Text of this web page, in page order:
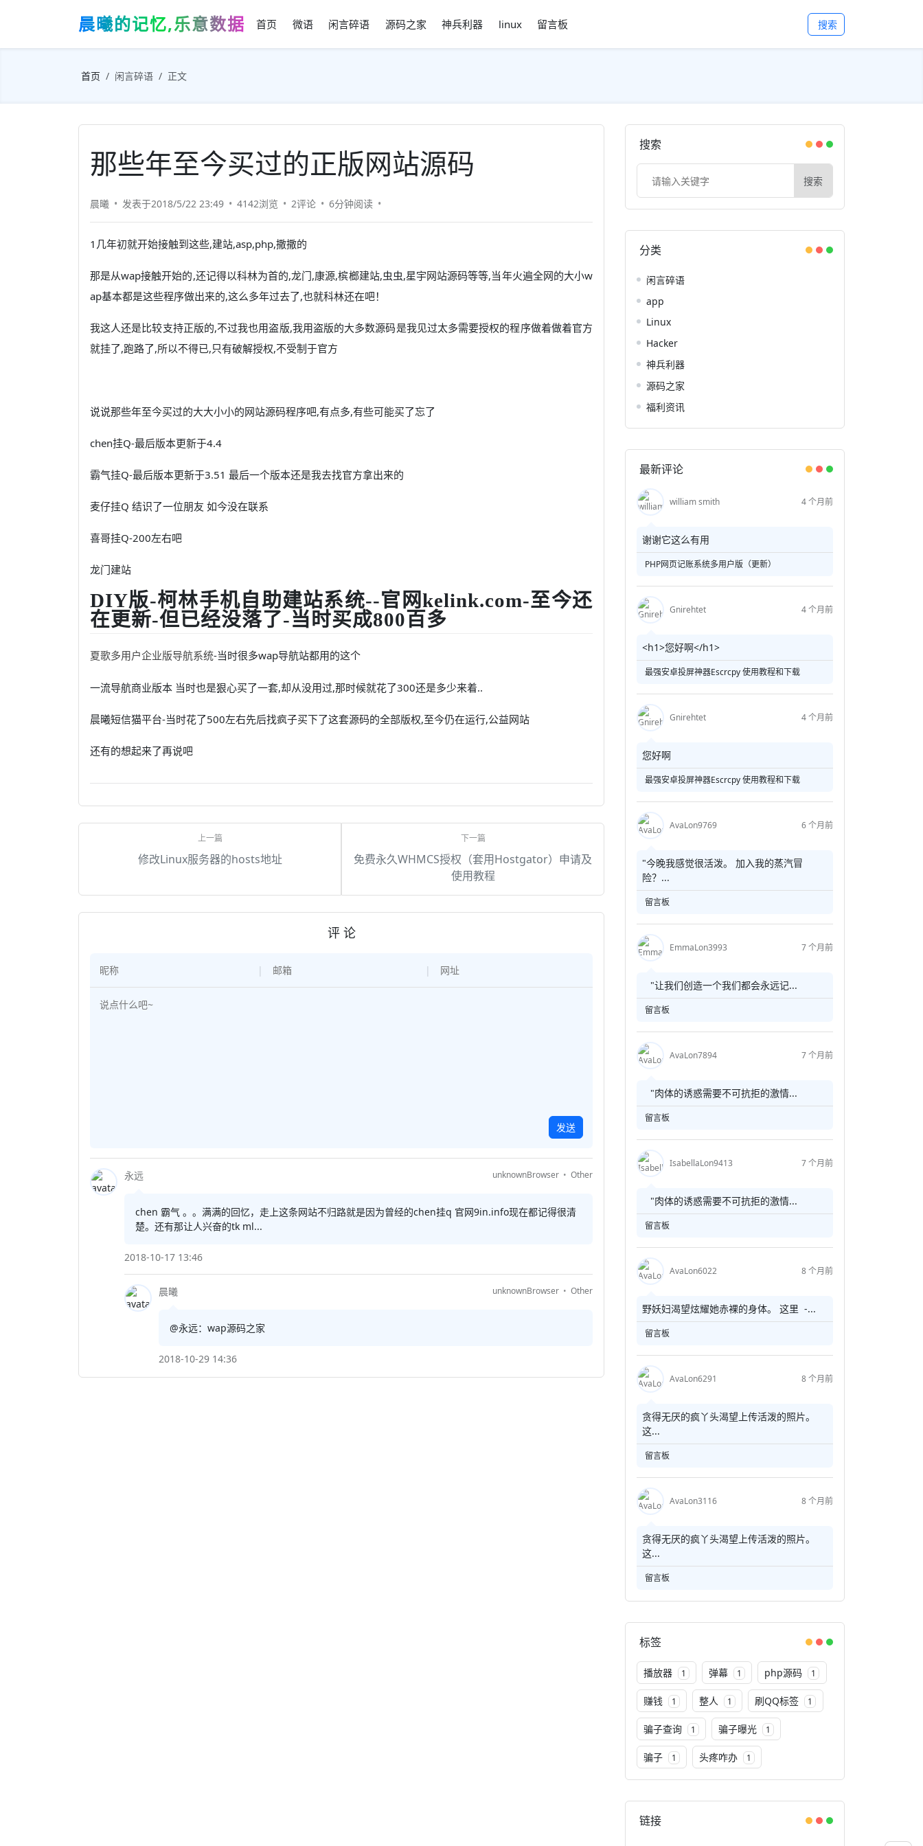
晨曦的记忆,乐意数据 首页 微语 闲言碎语 源码之家 神兵利器 linux 留言板 搜索
首页 闲言碎语 正文
那些年至今买过的正版网站源码
晨曦 发表于2018/5/22 23:49 4142浏览 2评论 6分钟阅读
1几年初就开始接触到这些,建站,asp,php,撒撒的
那是从wap接触开始的,还记得以科林为首的,龙门,康源,槟榔建站,虫虫,星宇网站源码等等,当年火遍全网的大小w
ap基本都是这些程序做出来的,这么多年过去了,也就科林还在吧！
我这人还是比较支持正版的,不过我也用盗版,我用盗版的大多数源码是我见过太多需要授权的程序做着做着官方
就挂了,跑路了,所以不得已,只有破解授权,不受制于官方
说说那些年至今买过的大大小小的网站源码程序吧,有点多,有些可能买了忘了
chen挂Q-最后版本更新于4.4
霸气挂Q-最后版本更新于3.51 最后一个版本还是我去找官方拿出来的
麦仔挂Q 结识了一位朋友 如今没在联系
喜哥挂Q-200左右吧
龙门建站
DIY版-柯林手机自助建站系统--官网kelink.com-至今还
在更新-但已经没落了-当时买成800百多
夏歌多用户企业版导航系统-当时很多wap导航站都用的这个
一流导航商业版本 当时也是狠心买了一套,却从没用过,那时候就花了300还是多少来着..
晨曦短信猫平台-当时花了500左右先后找疯子买下了这套源码的全部版权,至今仍在运行,公益网站
还有的想起来了再说吧
修改Linux服务器的hosts地址
免费永久WHMCS授权（套用Hostgator）申请及
使用教程
评 论
发送
永远 unknownBrowser Other
chen 霸气 。。满满的回忆，走上这条网站不归路就是因为曾经的chen挂q 官网9in.info现在都记得很清
楚。还有那让人兴奋的tk ml...
2018-10-17 13:46
晨曦 unknownBrowser Other
@永远：wap源码之家
2018-10-29 14:36
搜索
搜索
分类
闲言碎语
app
Linux
Hacker
神兵利器
源码之家
福利资讯
最新评论
william smith 4 个月前
谢谢它这么有用
PHP网页记账系统多用户版（更新）
Gnirehtet 4 个月前
<h1>您好啊</h1>
最强安卓投屏神器Escrcpy 使用教程和下载
Gnirehtet 4 个月前
您好啊
最强安卓投屏神器Escrcpy 使用教程和下载
AvaLon9769 6 个月前
"今晚我感觉很活泼。 加入我的蒸汽冒
险？...
留言板
EmmaLon3993 7 个月前
"让我们创造一个我们都会永远记...
留言板
AvaLon7894 7 个月前
"肉体的诱惑需要不可抗拒的激情...
留言板
IsabellaLon9413 7 个月前
"肉体的诱惑需要不可抗拒的激情...
留言板
AvaLon6022 8 个月前
野妖妇渴望炫耀她赤裸的身体。 这里 -...
留言板
AvaLon6291 8 个月前
贪得无厌的疯丫头渴望上传活泼的照片。
这...
留言板
AvaLon3116 8 个月前
贪得无厌的疯丫头渴望上传活泼的照片。
这...
留言板
标签
播放器 1 弹幕 1 php源码 1
赚钱 1 整人 1 刷QQ标签 1
骗子查询 1 骗子曝光 1
骗子 1 头疼咋办 1
链接